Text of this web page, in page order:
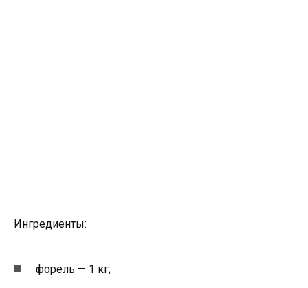
Ингредиенты:
форель — 1 кг;